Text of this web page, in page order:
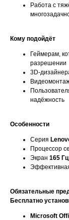
Работа с
Кому подойдёт
Геймерам,
разрешении
3D-
надёжность
Особенности
Серия
Процессор
Экран 165 Гц
Обязательные
Бесплатно
Microsoft